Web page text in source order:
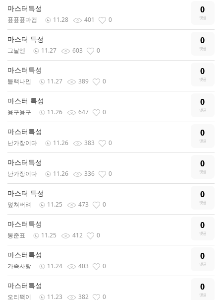
마스터특성 0
푶푶푶마검 11.28 401 0
마스터 특성 0
그날엔 11.27 603 0
마스터특성 0
블랙나인 11.27 389 0
마스터 특성 0
용구용구 11.26 647 0
마스터특성 0
난가장이다 11.26 383 0
마스터특성 0
난가장이다 11.26 336 0
마스터 특성 0
덮쳐버려 11.25 473 0
마스터특성 0
봉준표 11.25 412 0
마스터특성 0
가족사랑 11.24 403 0
마스터특성 0
오리꽥이 11.23 382 0